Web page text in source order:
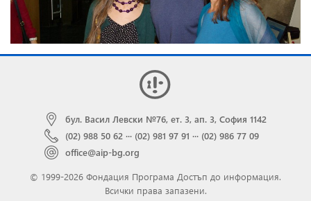
бул. Васил Левски №76, ет. 3, ап. 3, София 1142
(02) 988 50 62 ··· (02) 981 97 91 ··· (02) 986 77 09
office@aip-bg.org
© 1999-2026 Фондация Програма Достъп до информация.
Всички права запазени.